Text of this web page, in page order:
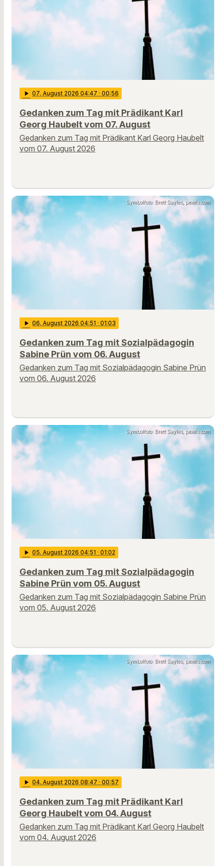
play_arrow 07. August 2026 04:47 · 00:56
Gedanken zum Tag mit Prädikant Karl
Georg Haubelt vom 07. August
Gedanken zum Tag mit Prädikant Karl Georg Haubelt
vom 07. August 2026
Symbolfoto: Brett Sayles, pexels.com
play_arrow 06. August 2026 04:51 · 01:03
Gedanken zum Tag mit Sozialpädagogin
Sabine Prün vom 06. August
Gedanken zum Tag mit Sozialpädagogin Sabine Prün
vom 06. August 2026
Symbolfoto: Brett Sayles, pexels.com
play_arrow 05. August 2026 04:51 · 01:02
Gedanken zum Tag mit Sozialpädagogin
Sabine Prün vom 05. August
Gedanken zum Tag mit Sozialpädagogin Sabine Prün
vom 05. August 2026
Symbolfoto: Brett Sayles, pexels.com
play_arrow 04. August 2026 08:47 · 00:57
Gedanken zum Tag mit Prädikant Karl
Georg Haubelt vom 04. August
Gedanken zum Tag mit Prädikant Karl Georg Haubelt
vom 04. August 2026